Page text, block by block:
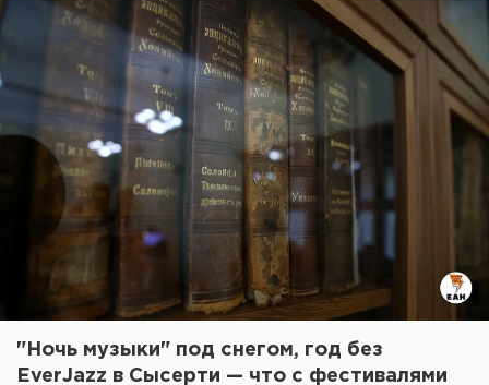
"Ночь музыки" под снегом, год без
EverJazz в Сысерти — что с фестивалями